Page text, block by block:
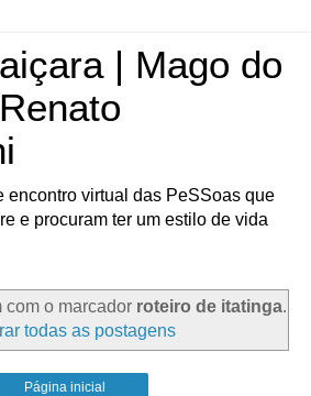
| Mago do
encontro virtual das PeSSoas que
e procuram ter um estilo de vida
com o marcador roteiro de itatinga.
todas as postagens
Página inicial